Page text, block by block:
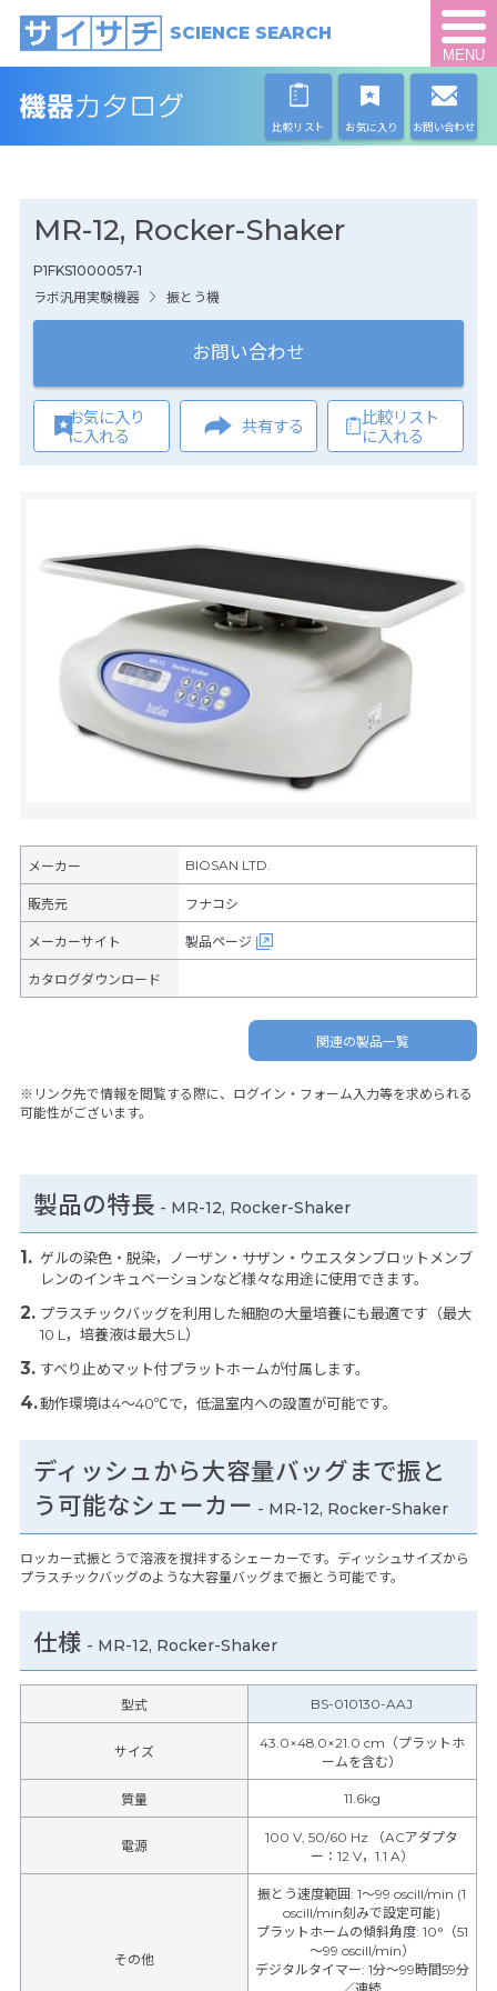
SCIENCE SEARCH
MENU
比較リスト お気に入り お問い合わせ
MR-12, Rocker-Shaker
P1FKS1000057-1
ラボ汎用実験機器
振とう機
お問い合わせ
お気に入り
に入れる
共有する
比較リスト
に入れる
メーカー BIOSAN LTD.
販売元 フナコシ
メーカーサイト 製品ページ
カタログダウンロード
関連の製品一覧
※リンク先で情報を閲覧する際に、ログイン・フォーム入力等を求められる
可能性がございます。
製品の特長 - MR-12, Rocker-Shaker
ゲルの染色・脱染，ノーザン・サザン・ウエスタンブロットメンブ
レンのインキュベーションなど様々な用途に使用できます。
プラスチックバッグを利用した細胞の大量培養にも最適です（最大
10 L，培養液は最大5 L）
すべり止めマット付プラットホームが付属します。
動作環境は4～40℃で，低温室内への設置が可能です。
ディッシュから大容量バッグまで振と
う可能なシェーカー - MR-12, Rocker-Shaker
ロッカー式振とうで溶液を撹拌するシェーカーです。ディッシュサイズから
プラスチックバッグのような大容量バッグまで振とう可能です。
仕様 - MR-12, Rocker-Shaker
型式 BS-010130-AAJ
サイズ
43.0×48.0×21.0 cm（プラットホ
ームを含む）
質量 11.6kg
電源
100 V, 50/60 Hz （ACアダプタ
ー：12 V，1.1 A）
その他
振とう速度範囲:1～99 oscill/min (1
oscill/min刻みで設定可能)
プラットホームの傾斜角度: 10°（51
～99 oscill/min）
デジタルタイマー: 1分～99時間59分